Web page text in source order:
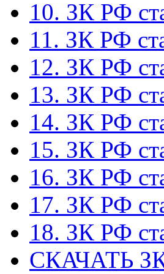
10. ЗК РФ
11. ЗК РФ
12. ЗК РФ
13. ЗК РФ
14. ЗК РФ
15. ЗК РФ
16. ЗК РФ
17. ЗК РФ
18. ЗК РФ
СКАЧАТЬ